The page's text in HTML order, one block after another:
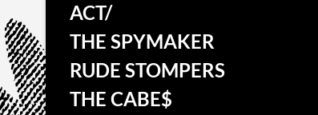
ACT/
THE SPYMAKER
RUDE STOMPERS
THE CABE$